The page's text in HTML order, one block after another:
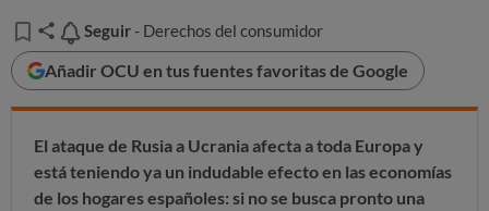
Seguir
Seguir - Derechos del consumidor
Añadir OCU en tus fuentes favoritas de Google
El ataque de Rusia a Ucrania afecta a toda Europa y
está teniendo ya un indudable efecto en las economías
de los hogares españoles: si no se busca pronto una